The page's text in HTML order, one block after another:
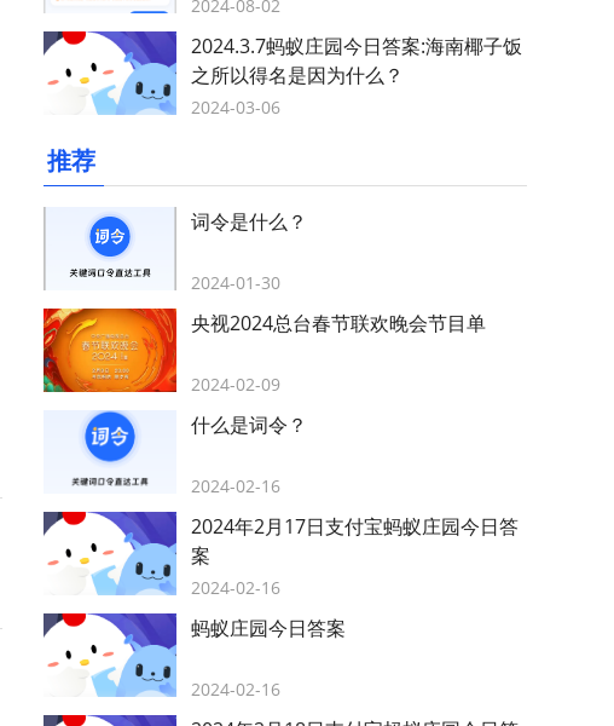
2024-08-02
2024.3.7蚂蚁庄园今日答案:海南椰子饭
之所以得名是因为什么？
2024-03-06
推荐
词令是什么？
2024-01-30
央视2024总台春节联欢晚会节目单
2024-02-09
什么是词令？
2024-02-16
2024年2月17日支付宝蚂蚁庄园今日答
案
2024-02-16
蚂蚁庄园今日答案
2024-02-16